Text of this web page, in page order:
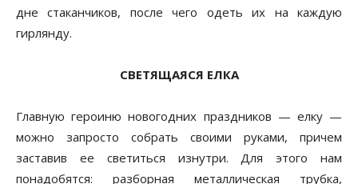
дне стаканчиков, после чего одеть их на каждую
гирлянду.
СВЕТЯЩАЯСЯ ЕЛКА
Главную героиню новогодних праздников — елку —
можно запросто собрать своими руками, причем
заставив ее светиться изнутри. Для этого нам
понадобятся: разборная металлическая трубка,